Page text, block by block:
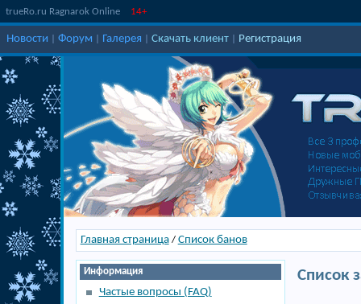
trueRo.ru Ragnarok Online 14+
Новости Форум Галерея Скачать клиент Регистрация
Главная страница/ Список банов
Информация
Частые вопросы (FAQ)
Список